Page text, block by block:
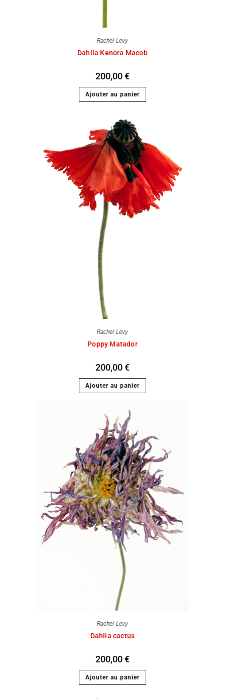
Rachel Levy
Dahlia Kenora Macob
200,00€
Ajouter au panier
Rachel Levy
Poppy Matador
200,00€
Ajouter au panier
Rachel Levy
Dahlia cactus
200,00€
Ajouter au panier